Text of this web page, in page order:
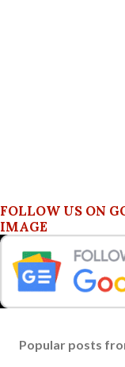
FOLLOW US ON
IMAGE
Popular posts